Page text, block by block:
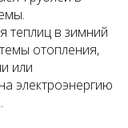
теплиц в зимний
отопления,
или
электроэнергию